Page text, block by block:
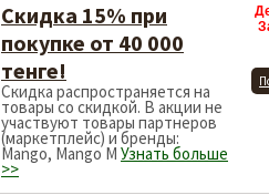
Скидка 15% при
покупке от 40 000
тенге!
Скидка распространяется на
товары со скидкой. В акции не
участвуют товары партнеров
(маркетплейс) и бренды:
Mango, Mango M Узнать больше
>>